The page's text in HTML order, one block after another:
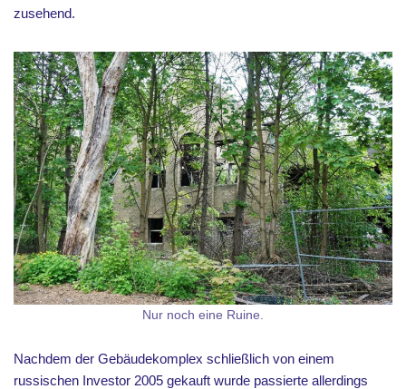
zusehend.
Nur noch eine Ruine.
Nachdem der Gebäudekomplex schließlich von einem
russischen Investor 2005 gekauft wurde passierte allerdings